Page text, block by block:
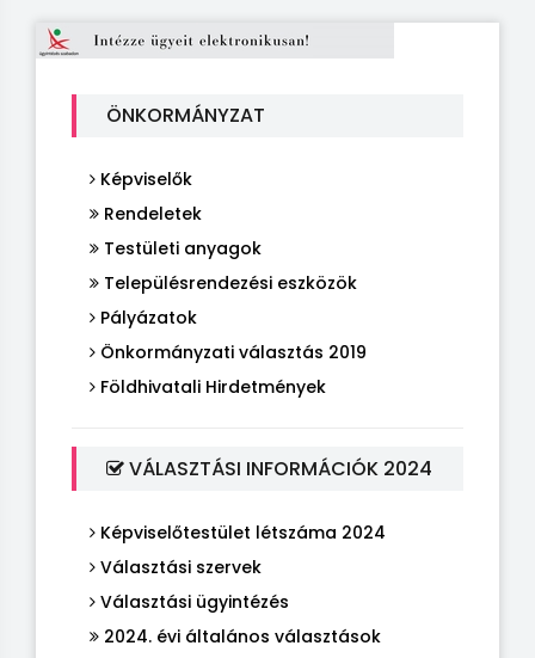
ÖNKORMÁNYZAT
Képviselők
Rendeletek
Testületi anyagok
Településrendezési eszközök
Pályázatok
Önkormányzati választás 2019
Földhivatali Hirdetmények
VÁLASZTÁSI INFORMÁCIÓK 2024
Képviselőtestület létszáma 2024
Választási szervek
Választási ügyintézés
2024. évi általános választások